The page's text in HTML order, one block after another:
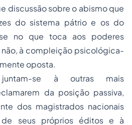
discussão sobre o abismo que
do sistema pátrio e os do
no que toca aos poderes
à compleição psicológica-
oposta.
juntam-se à outras mais
da posição passiva,
dos magistrados nacionais
seus próprios éditos e à